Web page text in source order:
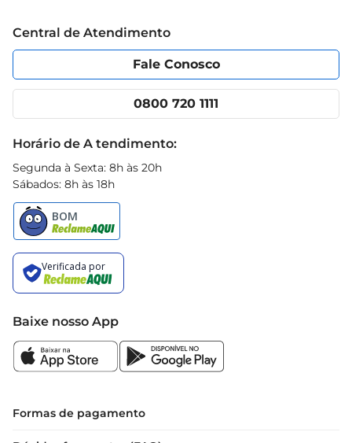
Política de Privacidade
Portal do fornecedor
Cencosud Media
Código de Ética
App Prezunic
Central de Atendimento
Fale Conosco
0800 720 1111
Horário de A tendimento:
Segunda à Sexta: 8h às 20h
Sábados: 8h às 18h
Baixe nosso App
Formas de pagamento